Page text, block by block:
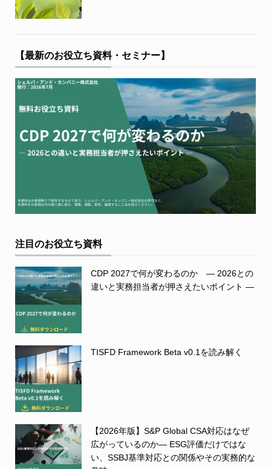
【最新のお役立ち資料・セミナー】
注目のお役立ち資料
CDP 2027で何が変わるのか ― 2026との
違いと実務担当者が押さえたいポイント ―
TISFD Framework Beta v0.1を読み解く
【2026年版】S&P Global CSA対応はなぜ
広がっているのか― ESG評価だけではな
い、SSBJ基準対応との関係やその実務的な